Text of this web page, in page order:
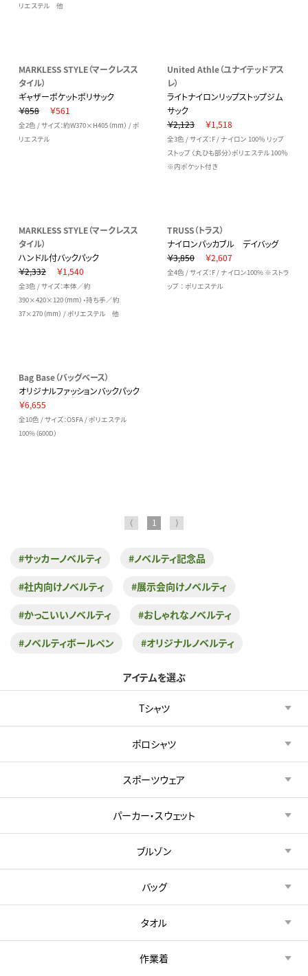
リエステル 他
MARKLESS STYLE（マークレスス
タイル）
ギャザーポケットポリサック
￥858
￥561
全2色 / サイズ：約W370×H405（mm） / ポ
リエステル
United Athle（ユナイテッドアス
レ）
ライトナイロンリップストップジム
サック
￥2,123
￥1,518
全3色 / サイズ：F / ナイロン 100％ リップ
ストップ 〈丸ひも部分〉ポリエステル 100％
※内ポケット付き
MARKLESS STYLE（マークレスス
タイル）
ハンドル付バックパック
￥2,332
￥1,540
全3色 / サイズ：本体／約
390×420×120（mm）・持ち手／約
37×270（mm） / ポリエステル 他
TRUSS（トラス）
ナイロンパッカブル デイバッグ
￥3,850
￥2,607
全4色 / サイズ：F / ナイロン100% ※ストラ
ップ ： ポリエステル
Bag Base（バッグベース）
オリジナルファッションバックパック
￥6,655
全10色 / サイズ：OSFA / ポリエステル
100%（600D）
⟨ 1 ⟩
#サッカーノベルティ #ノベルティ記念品
#社内向けノベルティ #展示会向けノベルティ
#かっこいいノベルティ #おしゃれなノベルティ
#ノベルティボールペン #オリジナルノベルティ
アイテムを選ぶ
Tシャツ
ポロシャツ
スポーツウェア
パーカー・スウェット
ブルゾン
バッグ
タオル
作業着